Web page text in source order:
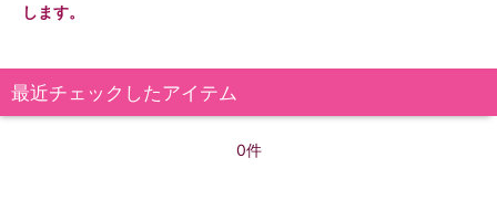
します。
最近チェックしたアイテム
0件